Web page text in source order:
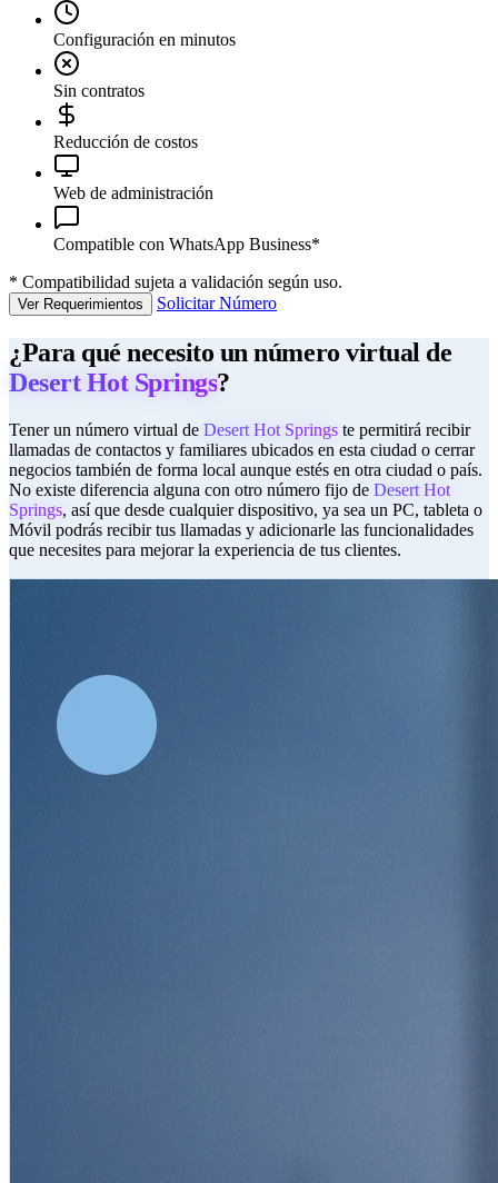
Configuración en minutos
Sin contratos
Reducción de costos
Web de administración
Compatible con WhatsApp Business*
* Compatibilidad sujeta a validación según uso.
Ver Requerimientos Solicitar Número
¿Para qué necesito un número virtual de
Desert Hot Springs?
Tener un número virtual de Desert Hot Springs te permitirá recibir
llamadas de contactos y familiares ubicados en esta ciudad o cerrar
negocios también de forma local aunque estés en otra ciudad o país.
No existe diferencia alguna con otro número fijo de Desert Hot
Springs, así que desde cualquier dispositivo, ya sea un PC, tableta o
Móvil podrás recibir tus llamadas y adicionarle las funcionalidades
que necesites para mejorar la experiencia de tus clientes.